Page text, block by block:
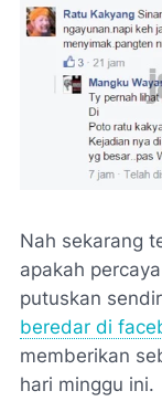
Nah sekarang
apakah
putuskan
beredar di
memberikan
hari minggu ini.